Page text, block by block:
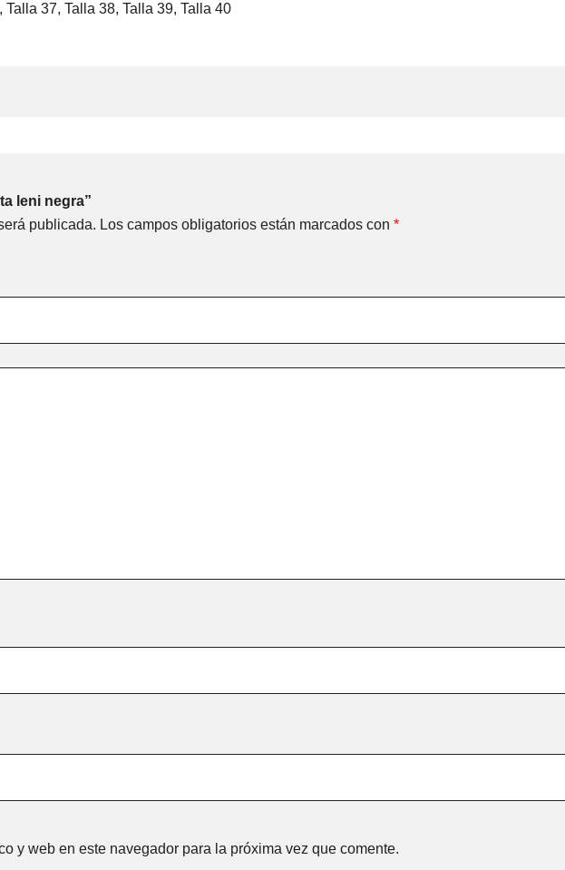
37, Talla 38, Talla 39, Talla 40
leni negra”
publicada. Los campos obligatorios están marcados con *
y web en este navegador para la próxima vez que comente.